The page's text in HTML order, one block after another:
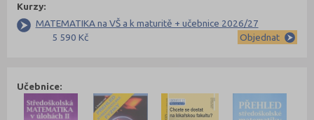
Kurzy:
MATEMATIKA na VŠ a k maturitě + učebnice 2026/27
5 590 Kč
Objednat
Učebnice: